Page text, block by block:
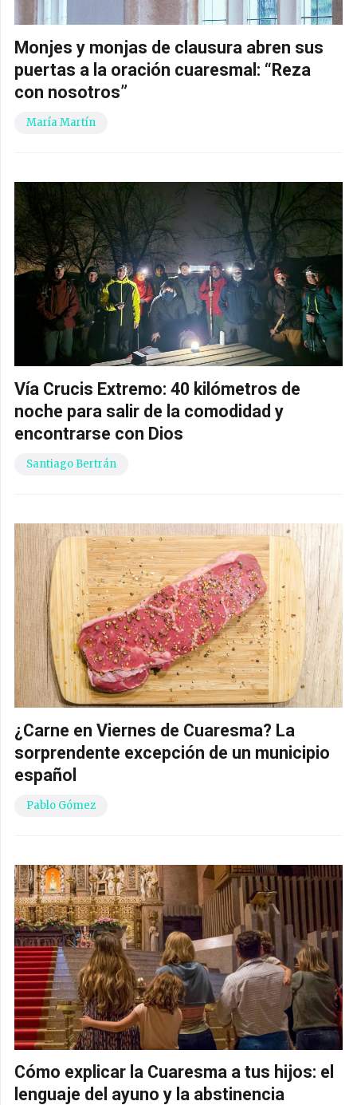
Monjes y monjas de clausura abren sus
puertas a la oración cuaresmal: “Reza
con nosotros”
María Martín
Vía Crucis Extremo: 40 kilómetros de
noche para salir de la comodidad y
encontrarse con Dios
Santiago Bertrán
¿Carne en Viernes de Cuaresma? La
sorprendente excepción de un municipio
español
Pablo Gómez
Cómo explicar la Cuaresma a tus hijos: el
lenguaje del ayuno y la abstinencia